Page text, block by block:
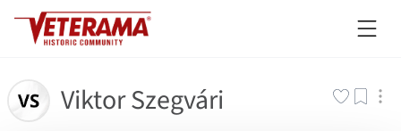
Viktor Szegvári